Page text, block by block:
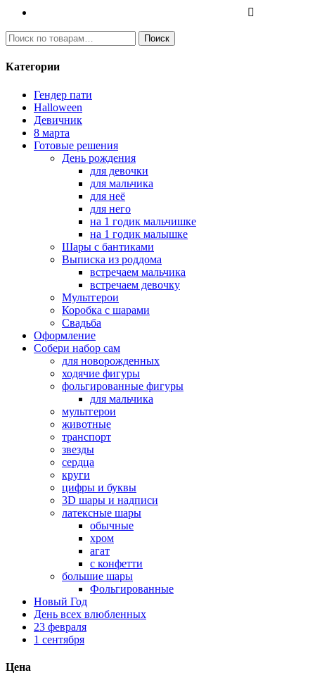
И
с
к
а
Поиск
Категории
Гендер пати
Halloween
Девичник
8 марта
Готовые решения
День рождения
для девочки
для мальчика
для неё
для него
на 1 годик мальчишке
на 1 годик малышке
Шары с бантиками
Выписка из роддома
встречаем мальчика
встречаем девочку
Мультгерои
Коробка с шарами
Свадьба
Оформление
Собери набор сам
для новорожденных
ходячие фигуры
фольгированные фигуры
для мальчика
мультгерои
животные
транспорт
звезды
сердца
круги
цифры и буквы
3D шары и надписи
латексные шары
обычные
хром
агат
с конфетти
большие шары
Фольгированные
Новый Год
День всех влюбленных
23 февраля
1 сентября
Цена